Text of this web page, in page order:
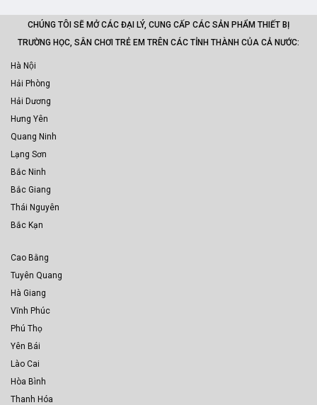
CHÚNG TÔI SẼ MỞ CÁC ĐẠI LÝ, CUNG CẤP CÁC SẢN PHẨM THIẾT BỊ
TRƯỜNG HỌC, SÂN CHƠI TRẺ EM TRÊN CÁC TỈNH THÀNH CỦA CẢ NƯỚC:
Hà Nội
Hải Phòng
Hải Dương
Hưng Yên
Quang Ninh
Lạng Sơn
Bắc Ninh
Bắc Giang
Thái Nguyên
Bắc Kạn
Cao Bằng
Tuyên Quang
Hà Giang
Vĩnh Phúc
Phú Thọ
Yên Bái
Lào Cai
Hòa Bình
Thanh Hóa